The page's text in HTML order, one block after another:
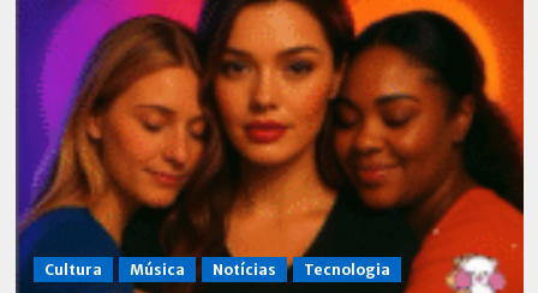
Cultura Música Notícias Tecnologia